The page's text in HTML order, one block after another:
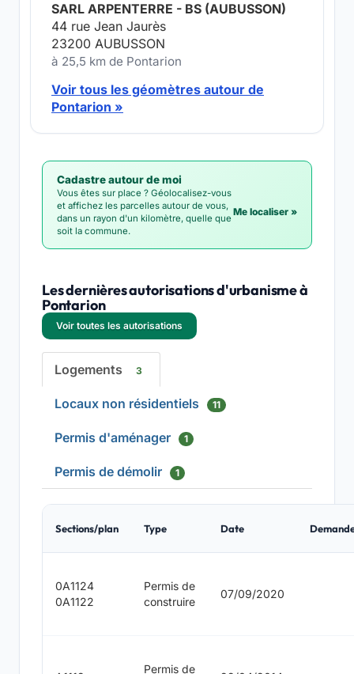
SARL ARPENTERRE - BS (AUBUSSON)
44 rue Jean Jaurès
23200 AUBUSSON
à 25,5 km de Pontarion
Voir tous les géomètres autour de
Pontarion »
Cadastre autour de moi
Vous êtes sur place ? Géolocalisez-vous
et affichez les parcelles autour de vous,
dans un rayon d'un kilomètre, quelle que
soit la commune.
Me localiser »
Les dernières autorisations d'urbanisme à
Pontarion
Voir toutes les autorisations
Logements 3
Locaux non résidentiels 11
Permis d'aménager 1
Permis de démolir 1
Sections/plan Type Date
0A1124
0A1122
Permis de
construire
07/09/2020
Permis de